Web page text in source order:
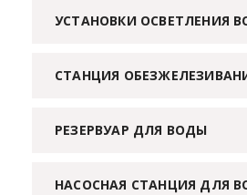
УСТАНОВКИ ОСВЕТЛЕНИЯ
СТАНЦИЯ
РЕЗЕРВУАР ДЛЯ ВОДЫ
НАСОСНАЯ СТАНЦИЯ ДЛЯ